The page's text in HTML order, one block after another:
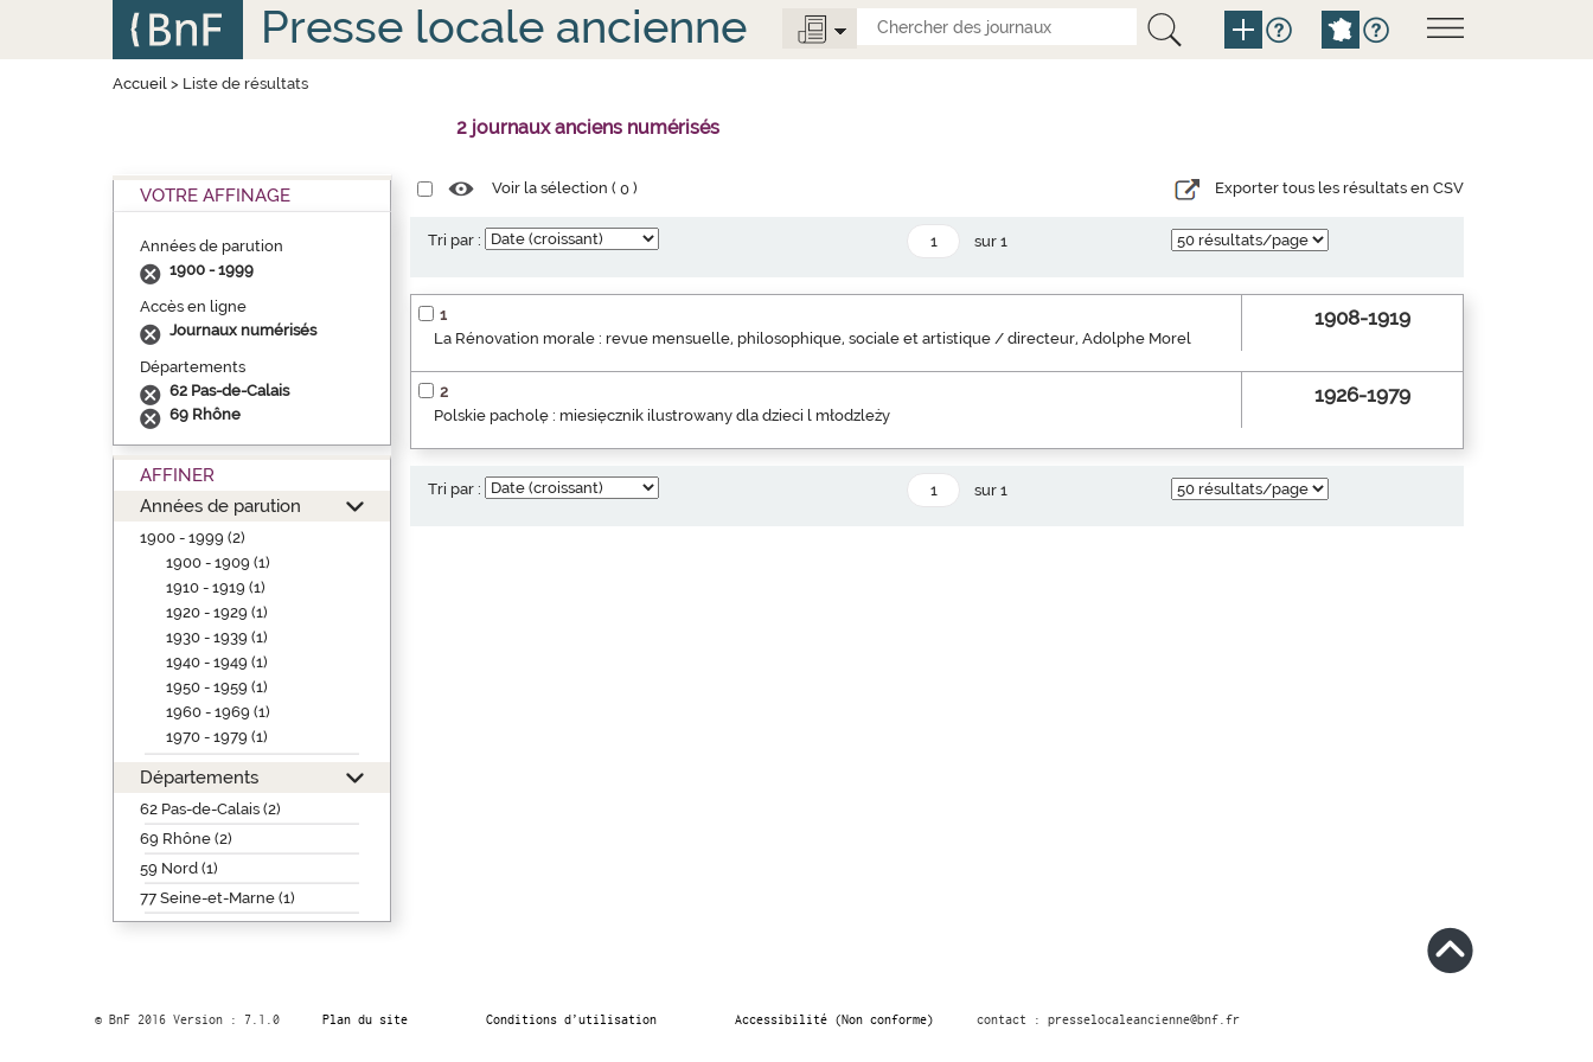
Presse locale ancienne
Accueil> Liste de résultats
2 journaux anciens numérisés
VOTRE AFFINAGE
Années de parution
1900 - 1999
Accès en ligne
Journaux numérisés
Départements
62 Pas-de-Calais
69 Rhône
AFFINER
Années de parution
1900 - 1999 (2)
1900 - 1909 (1)
1910 - 1919 (1)
1920 - 1929 (1)
1930 - 1939 (1)
1940 - 1949 (1)
1950 - 1959 (1)
1960 - 1969 (1)
1970 - 1979 (1)
Départements
62 Pas-de-Calais (2)
69 Rhône (2)
59 Nord (1)
77 Seine-et-Marne (1)
Voir la sélection (0 ) Exporter tous les résultats en CSV
Tri par : sur 1
1
La Rénovation morale : revue mensuelle, philosophique, sociale et artistique / directeur, Adolphe Morel
1908-1919
2
Polskie pacholę : miesięcznik ilustrowany dla dzieci l młodzleży
1926-1979
Tri par : sur 1
© BnF 2016 Version : 7.1.0 Plan du site Conditions d’utilisation Accessibilité (Non conforme) contact : presselocaleancienne@bnf.fr
Panneau de gestion des cookies